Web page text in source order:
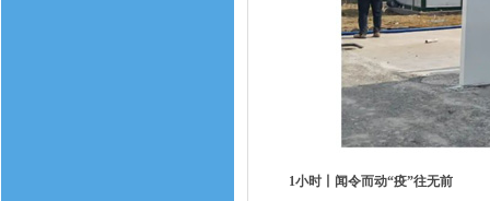
1小时丨闻令而动“疫”往无前